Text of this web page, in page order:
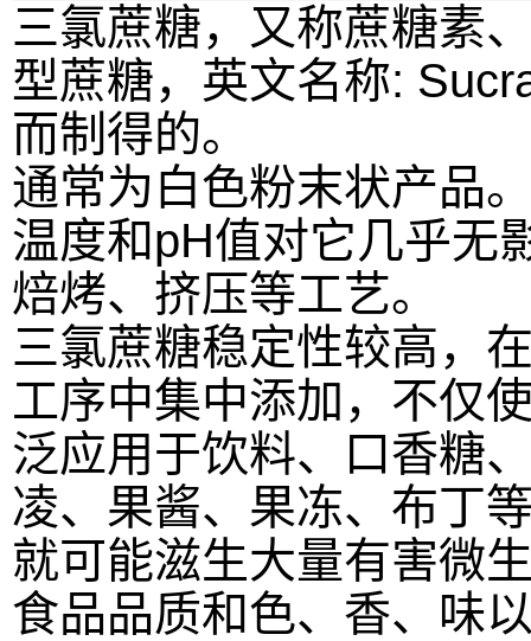
三氯蔗糖，又称蔗糖素
型蔗糖，英文名称:
而制得的。
通常为白色粉末状产品
温度和pH值对它几乎无
焙烤、挤压等工艺。
三氯蔗糖稳定性较高，
工序中集中添加，不仅
泛应用于饮料、口香糖
凌、果酱、果冻、布丁
就可能滋生大量有害微
食品品质和色、香、味